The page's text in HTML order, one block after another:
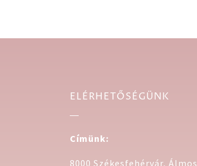
ELÉRHETŐSÉGÜNK
Címünk:
8000 Székesfehérvár, Álmos